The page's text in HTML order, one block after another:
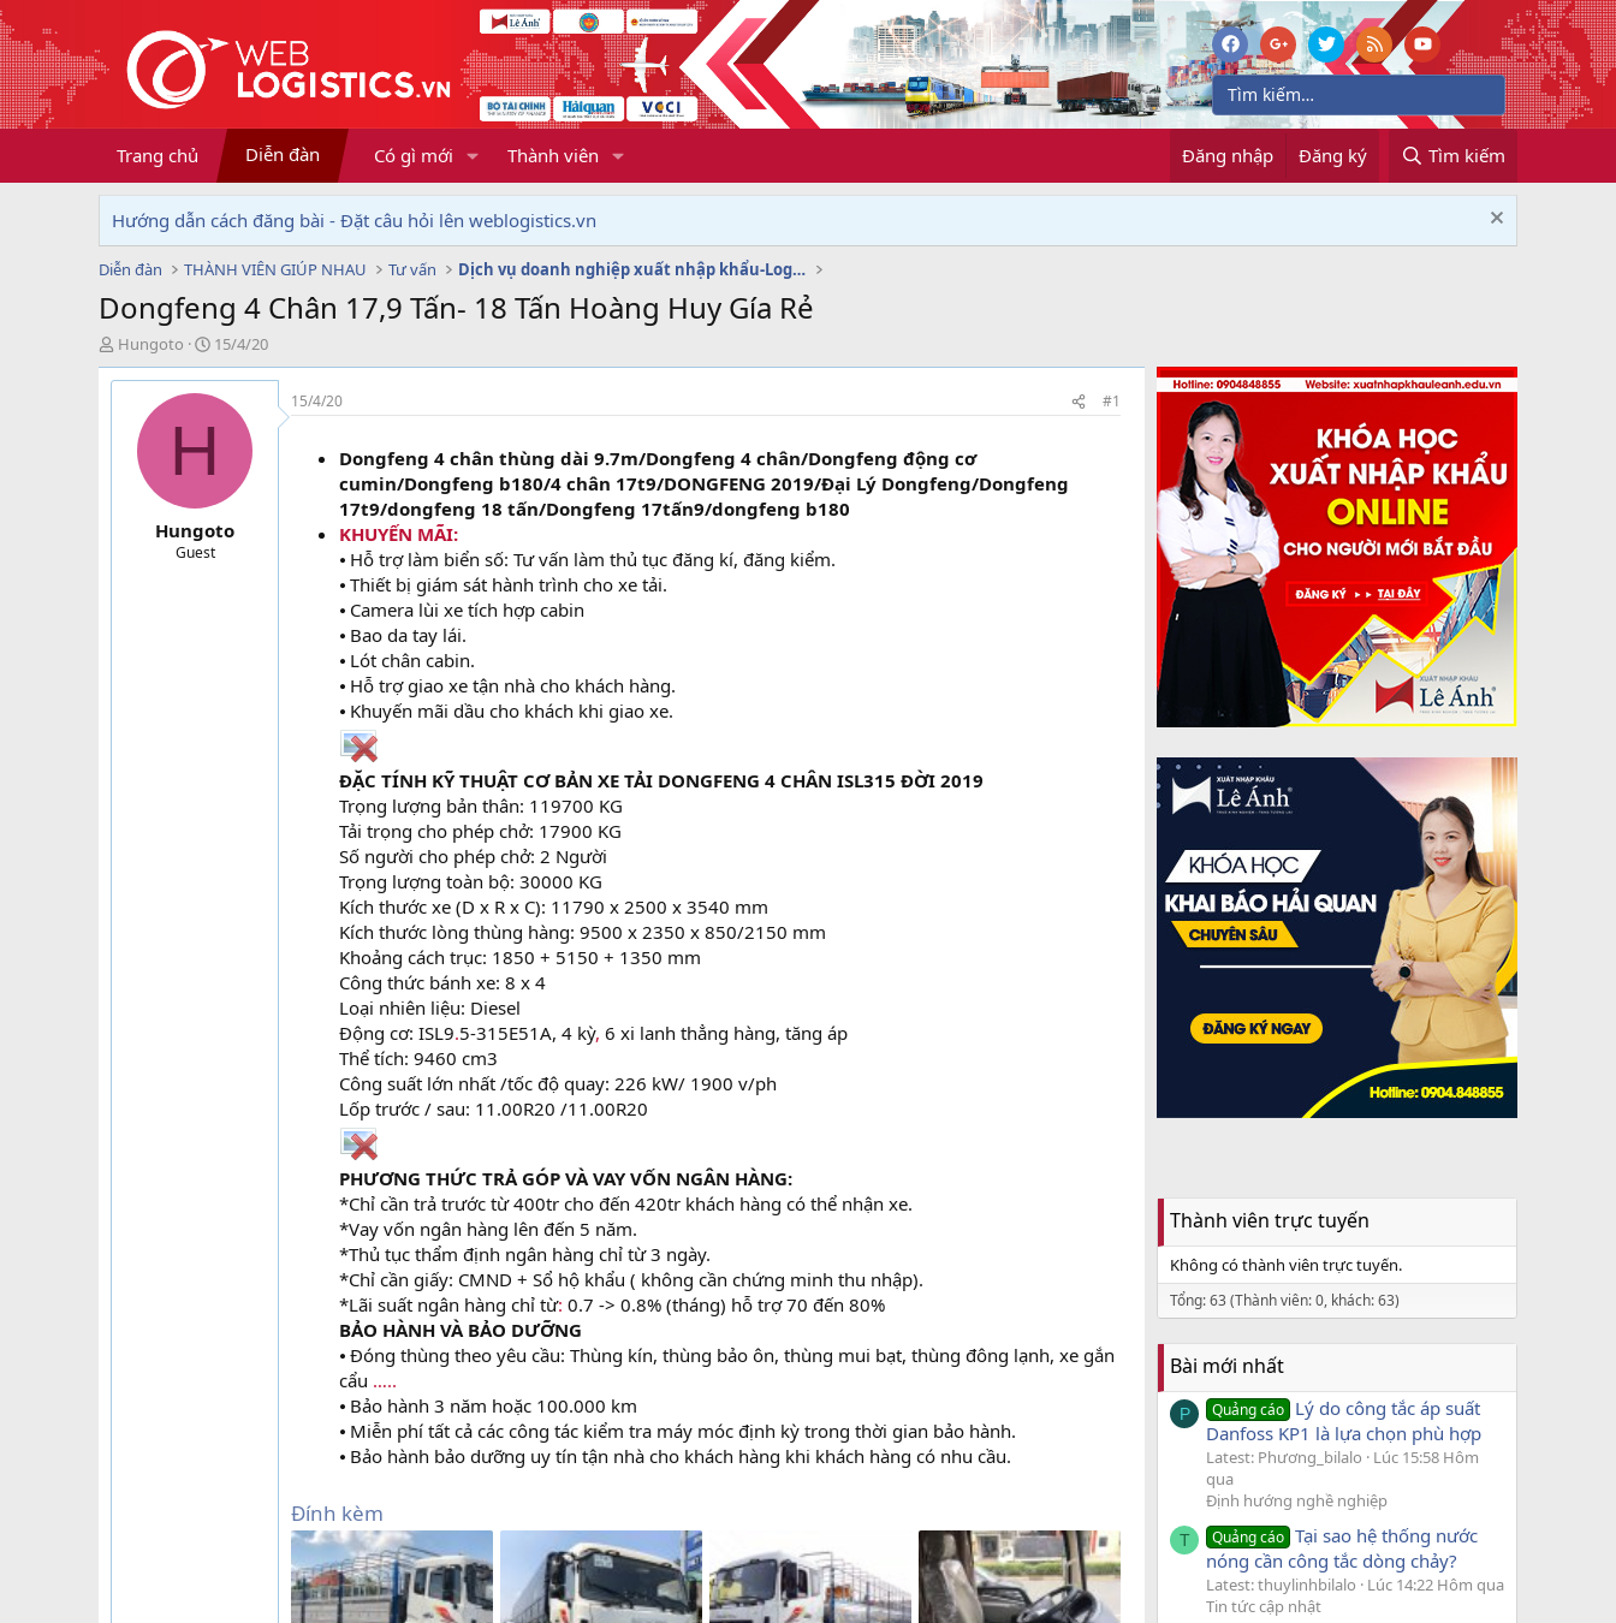
Trang chủ Diễn đàn Có gì mới Thành viên Đăng nhập Đăng ký Tìm kiếm
Hướng dẫn cách đăng bài - Đặt câu hỏi lên weblogistics.vn
Diễn đàn THÀNH VIÊN GIÚP NHAU Tư vấn Dịch vụ doanh nghiệp xuất nhập khẩu-Logistics
Dongfeng 4 Chân 17,9 Tấn- 18 Tấn Hoàng Huy Gía Rẻ
T
h
r
Hungoto
N
g
à
y
g
i
15/4/20
H
Hungoto
Guest
15/4/20 #1
Dongfeng 4 chân thùng dài 9.7m/Dongfeng 4 chân/Dongfeng động cơ
cumin/Dongfeng b180/4 chân 17t9/DONGFENG 2019/Đại Lý Dongfeng/Dongfeng
17t9/dongfeng 18 tấn/Dongfeng 17tấn9/dongfeng b180
KHUYẾN MÃI:
⦁ Hỗ trợ làm biển số: Tư vấn làm thủ tục đăng kí, đăng kiểm.
⦁ Thiết bị giám sát hành trình cho xe tải.
⦁ Camera lùi xe tích hợp cabin
⦁ Bao da tay lái.
⦁ Lót chân cabin.
⦁ Hỗ trợ giao xe tận nhà cho khách hàng.
⦁ Khuyến mãi dầu cho khách khi giao xe.
ĐẶC TÍNH KỸ THUẬT CƠ BẢN XE TẢI DONGFENG 4 CHÂN ISL315 ĐỜI 2019
Trọng lượng bản thân: 119700 KG
Tải trọng cho phép chở: 17900 KG
Số người cho phép chở: 2 Người
Trọng lượng toàn bộ: 30000 KG
Kích thước xe (D x R x C): 11790 x 2500 x 3540 mm
Kích thước lòng thùng hàng: 9500 x 2350 x 850/2150 mm
Khoảng cách trục: 1850 + 5150 + 1350 mm
Công thức bánh xe: 8 x 4
Loại nhiên liệu: Diesel
Động cơ: ISL9.5-315E51A, 4 kỳ, 6 xi lanh thẳng hàng, tăng áp
Thể tích: 9460 cm3
Công suất lớn nhất /tốc độ quay: 226 kW/ 1900 v/ph
Lốp trước / sau: 11.00R20 /11.00R20
PHƯƠNG THỨC TRẢ GÓP VÀ VAY VỐN NGÂN HÀNG:
*Chỉ cần trả trước từ 400tr cho đến 420tr khách hàng có thể nhận xe.
*Vay vốn ngân hàng lên đến 5 năm.
*Thủ tục thẩm định ngân hàng chỉ từ 3 ngày.
*Chỉ cần giấy: CMND + Sổ hộ khẩu ( không cần chứng minh thu nhập).
*Lãi suất ngân hàng chỉ từ: 0.7 -> 0.8% (tháng) hỗ trợ 70 đến 80%
BẢO HÀNH VÀ BẢO DƯỠNG
⦁ Đóng thùng theo yêu cầu: Thùng kín, thùng bảo ôn, thùng mui bạt, thùng đông lạnh, xe gắn
cẩu …..
⦁ Bảo hành 3 năm hoặc 100.000 km
⦁ Miễn phí tất cả các công tác kiểm tra máy móc định kỳ trong thời gian bảo hành.
⦁ Bảo hành bảo dưỡng uy tín tận nhà cho khách hàng khi khách hàng có nhu cầu.
Đính kèm
Thành viên trực tuyến
Không có thành viên trực tuyến.
Tổng: 63 (Thành viên: 0, khách: 63)
Bài mới nhất
P Quảng cáo Lý do công tắc áp suất
Danfoss KP1 là lựa chọn phù hợp
Latest: Phương_bilalo
Lúc 15:58 Hôm
qua
Định hướng nghề nghiệp
T Quảng cáo Tại sao hệ thống nước
nóng cần công tắc dòng chảy?
Latest: thuylinhbilalo
Lúc 14:22 Hôm qua
Tin tức cập nhật